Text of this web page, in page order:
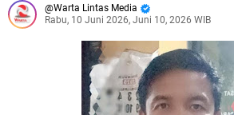
Warta Lintas Media
Rabu, 10 Juni 2026, Juni 10, 2026 WIB